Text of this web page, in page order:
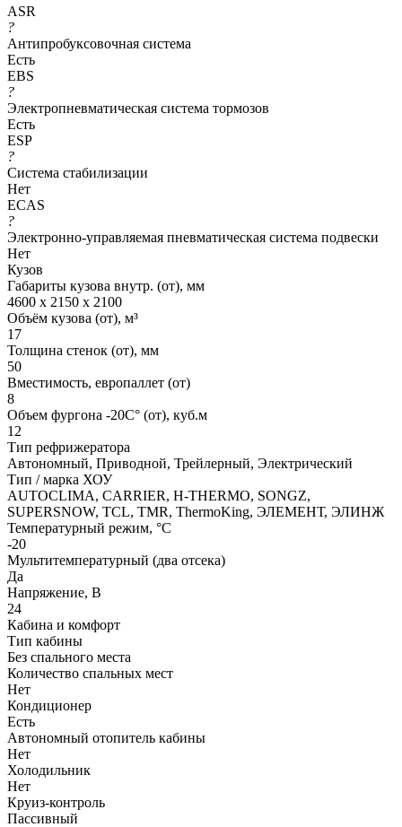
ASR
?
Антипробуксовочная система
Есть
EBS
?
Электропневматическая система тормозов
Есть
ESP
?
Система стабилизации
Нет
ECAS
?
Электронно-управляемая пневматическая система подвески
Нет
Кузов
Габариты кузова внутр. (от), мм
4600 х 2150 х 2100
Объём кузова (от), м³
17
Толщина стенок (от), мм
50
Вместимость, европаллет (от)
8
Объем фургона -20C° (от), куб.м
12
Тип рефрижератора
Автономный, Приводной, Трейлерный, Электрический
Тип / марка ХОУ
AUTOCLIMA, CARRIER, H-THERMO, SONGZ,
SUPERSNOW, TCL, TMR, ThermoKing, ЭЛЕМЕНТ, ЭЛИНЖ
Температурный режим, °C
-20
Мультитемпературный (два отсека)
Да
Напряжение, В
24
Кабина и комфорт
Тип кабины
Без спального места
Количество спальных мест
Нет
Кондиционер
Есть
Автономный отопитель кабины
Нет
Холодильник
Нет
Круиз-контроль
Пассивный